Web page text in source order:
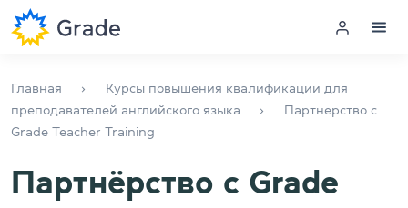
Курсы английского
Обучение для преподавателей
Главная
Курсы повышения квалификации для
преподавателей английского языка
Партнерство с
Grade Teacher Training
Партнёрство c Grade